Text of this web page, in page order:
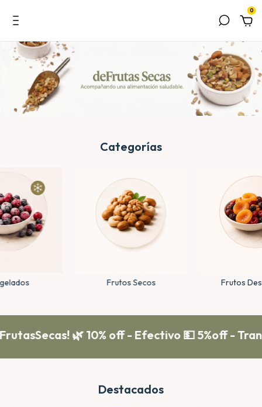
0
Categorías
Frutos Secos Frutos
🌿 10% off - Efectivo 💵 5%off -
Destacados